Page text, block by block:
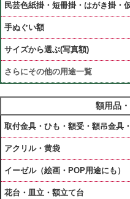
民芸色紙掛・短冊掛・はがき掛・
手ぬぐい額
サイズから選ぶ(写真額)
さらにその他の用途一覧
額用品
取付金具・ひも・額受・額吊金具
アクリル・黄袋
イーゼル（絵画・POP用途にも）
花台・皿立・額立て台